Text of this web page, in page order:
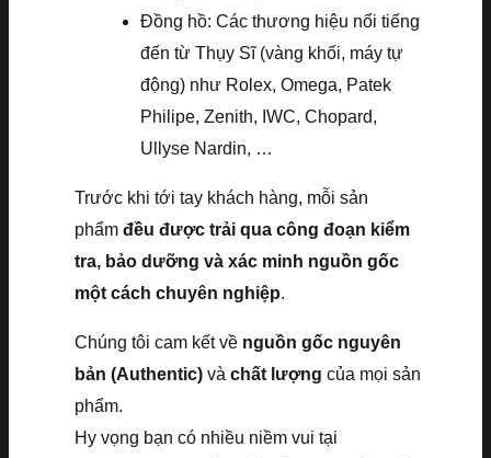
Đồng hồ: Các thương hiệu nổi tiếng
đến từ Thụy Sĩ (vàng khối, máy tự
động) như Rolex, Omega, Patek
Philipe, Zenith, IWC, Chopard,
Ullyse Nardin, …
Trước khi tới tay khách hàng, mỗi sản
phẩm đều được trải qua công đoạn kiểm
tra, bảo dưỡng và xác minh nguồn gốc
một cách chuyên nghiệp.
Chúng tôi cam kết về nguồn gốc nguyên
bản (Authentic) và chất lượng của mọi sản
phẩm.
Hy vọng bạn có nhiều niềm vui tại